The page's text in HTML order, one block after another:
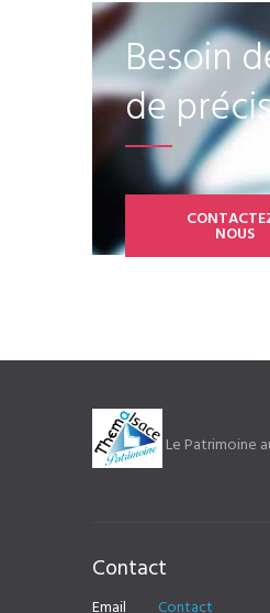
Besoin
de
NOUS
Le Patrimoine
Contact